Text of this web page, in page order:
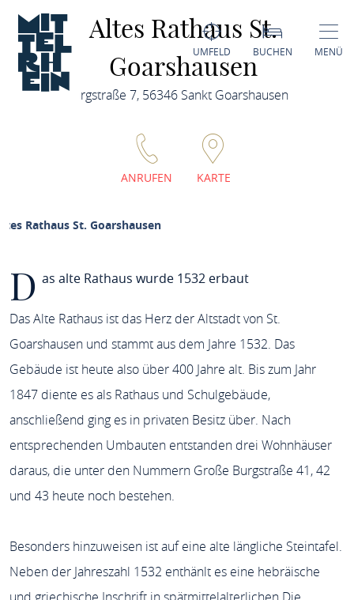
UMFELD BUCHEN MENÜ
Altes Rathaus St.
Goarshausen
Burgstraße 7, 56346 Sankt Goarshausen
ANRUFEN KARTE
Rathaus St. Goarshausen
D as alte Rathaus wurde 1532 erbaut
Das Alte Rathaus ist das Herz der Altstadt von St.
Goarshausen und stammt aus dem Jahre 1532. Das
Gebäude ist heute also über 400 Jahre alt. Bis zum Jahr
1847 diente es als Rathaus und Schulgebäude,
anschließend ging es in privaten Besitz über. Nach
entsprechenden Umbauten entstanden drei Wohnhäuser
daraus, die unter den Nummern Große Burgstraße 41, 42
und 43 heute noch bestehen.
Besonders hinzuweisen ist auf eine alte längliche Steintafel.
Neben der Jahreszahl 1532 enthänlt es eine hebräische